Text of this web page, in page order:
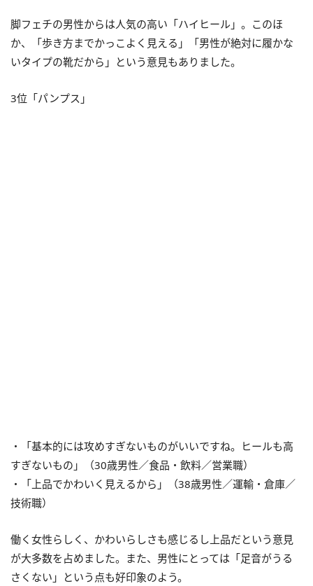
脚フェチの男性からは人気の高い「ハイヒール」。このほ
か、「歩き方までかっこよく見える」「男性が絶対に履かな
いタイプの靴だから」という意見もありました。
3位「パンプス」
・「基本的には攻めすぎないものがいいですね。ヒールも高
すぎないもの」（30歳男性／食品・飲料／営業職）
・「上品でかわいく見えるから」（38歳男性／運輸・倉庫／
技術職）
働く女性らしく、かわいらしさも感じるし上品だという意見
が大多数を占めました。また、男性にとっては「足音がうる
さくない」という点も好印象のよう。